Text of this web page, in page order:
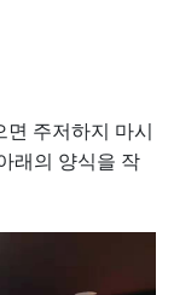
주저하지 마시
래의 양식을 작